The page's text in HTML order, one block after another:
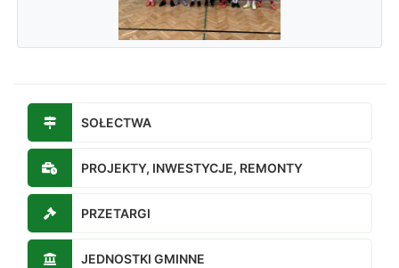
SOŁECTWA
PROJEKTY, INWESTYCJE, REMONTY
PRZETARGI
JEDNOSTKI GMINNE